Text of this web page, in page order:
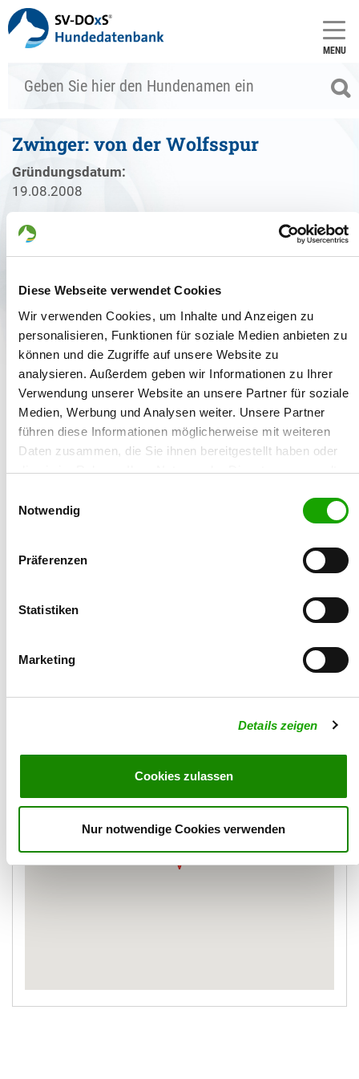
Diese Webseite verwendet Cookies
Wir verwenden Cookies, um Inhalte und Anzeigen zu
personalisieren, Funktionen für soziale Medien anbieten zu
können und die Zugriffe auf unsere Website zu
analysieren. Außerdem geben wir Informationen zu Ihrer
Verwendung unserer Website an unsere Partner für soziale
Medien, Werbung und Analysen weiter. Unsere Partner
führen diese Informationen möglicherweise mit weiteren
Daten zusammen, die Sie ihnen bereitgestellt haben oder
die sie im Rahmen Ihrer Nutzung der Dienste gesammelt
Sie unsere Webseite weiterhin nutzen.
Notwendig
Präferenzen
Statistiken
Marketing
Details zeigen
Cookies zulassen
Nur notwendige Cookies verwenden
MENU
Zwinger: von der Wolfsspur
Gründungsdatum:
19.08.2008
Züchter:
Robert Petersdorff, 16515 Oranienburg - Deutschland
Zwinger Welpenangebote Deckakte
Gründungsdatum:
19.08.2008
Züchtername:
Robert Petersdorff
Straße/Nr.:
16515 Oranienburg
Deutschland
01721025538